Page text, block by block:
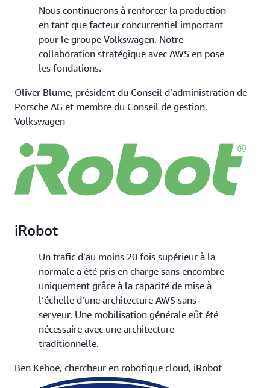
Nous continuerons à renforcer la production
en tant que facteur concurrentiel important
pour le groupe Volkswagen. Notre
collaboration stratégique avec AWS en pose
les fondations.
Oliver Blume, président du Conseil d’administration de
Porsche AG et membre du Conseil de gestion,
Volkswagen
iRobot
Un trafic d’au moins 20 fois supérieur à la
normale a été pris en charge sans encombre
uniquement grâce à la capacité de mise à
l’échelle d’une architecture AWS sans
serveur. Une mobilisation générale eût été
nécessaire avec une architecture
traditionnelle.
Ben Kehoe, chercheur en robotique cloud, iRobot